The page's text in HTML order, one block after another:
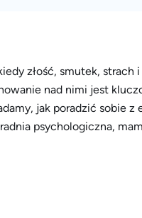
złość, smutek, strach
nad nimi jest
jak poradzić sobie
psychologiczna,